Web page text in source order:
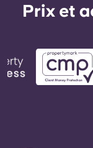
Prix ​​et